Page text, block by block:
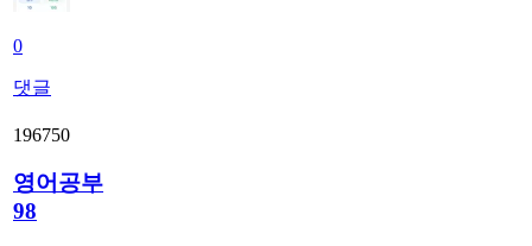
0
댓글
196750
영어공부
98